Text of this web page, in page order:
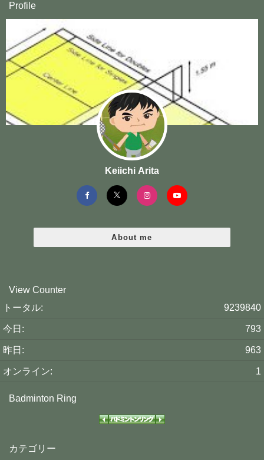
Profile
Keiichi Arita
About me
View Counter
9239840
トータル:
793
今日:
963
昨日:
1
オンライン:
Badminton Ring
カテゴリー